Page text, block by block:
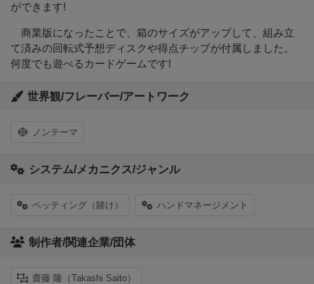
ができます!
商業版になったことで、箱のサイズがアップして、組み立
て済みの回転式予想ディスクや得点チップが付属しました。
何度でも遊べるカードゲームです!
世界観/フレーバー/アートワーク
ノンテーマ
システム/メカニクス/ジャンル
ベッティング（賭け） ハンドマネージメント
制作者/関連企業/団体
齋藤 隆（Takashi Saito）